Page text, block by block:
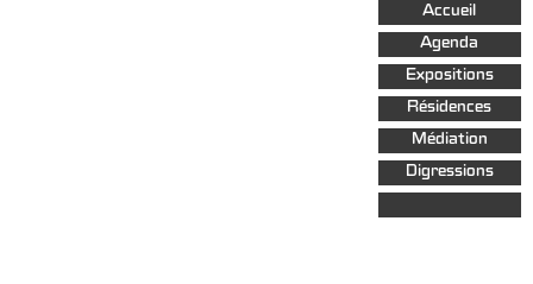
Aller au
contenu
principal
Accueil
Agenda
Expositions
Résidences
Médiation
Digressions